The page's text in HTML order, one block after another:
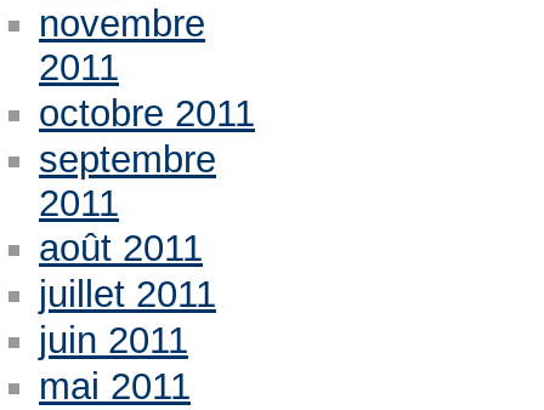
novembre
2011
octobre 2011
septembre
2011
août 2011
juillet 2011
juin 2011
mai 2011